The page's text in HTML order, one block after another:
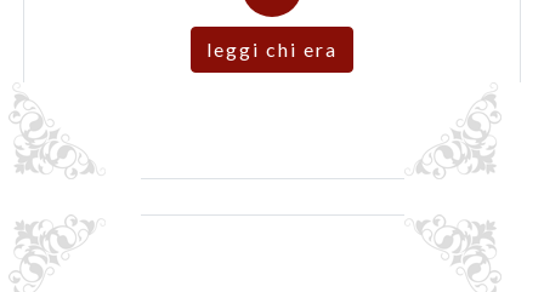
leggi chi era